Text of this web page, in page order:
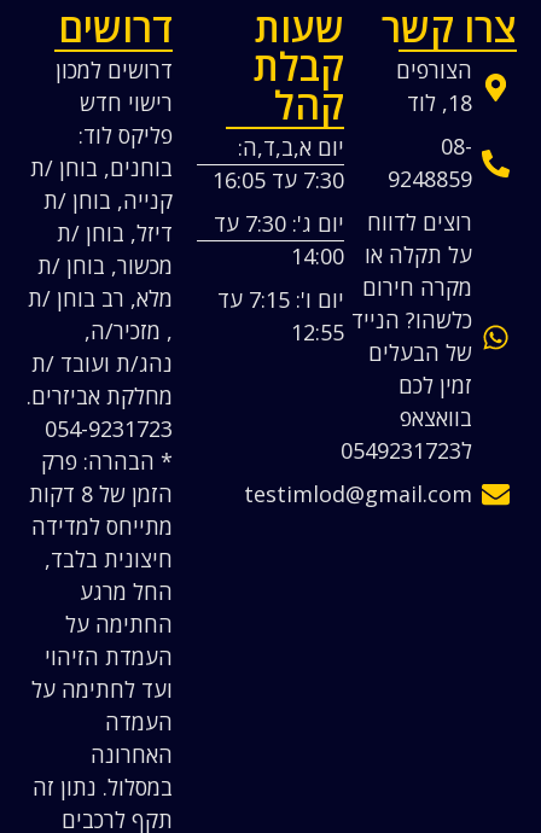
צרו קשר
הצורפים
18, לוד
08-
9248859
רוצים לדווח
על תקלה או
מקרה חירום
כלשהו? הנייד
של הבעלים
זמין לכם
בוואצאפ
ל0549231723
testimlod@gmail.com
שעות
קבלת
קהל
יום א,ב,ד,ה:
7:30 עד 16:05
יום ג': 7:30 עד
14:00
יום ו': 7:15 עד
12:55
דרושים
דרושים למכון
רישוי חדש
פליקס לוד:
בוחנים, בוחן /ת
קנייה, בוחן /ת
דיזל, בוחן /ת
מכשור, בוחן /ת
מלא, רב בוחן /ת
, מזכיר/ה,
נהג/ת ועובד /ת
מחלקת אביזרים.
054-9231723
* הבהרה: פרק
הזמן של 8 דקות
מתייחס למדידה
חיצונית בלבד,
החל מרגע
החתימה על
העמדת הזיהוי
ועד לחתימה על
העמדה
האחרונה
במסלול. נתון זה
תקף לרכבים